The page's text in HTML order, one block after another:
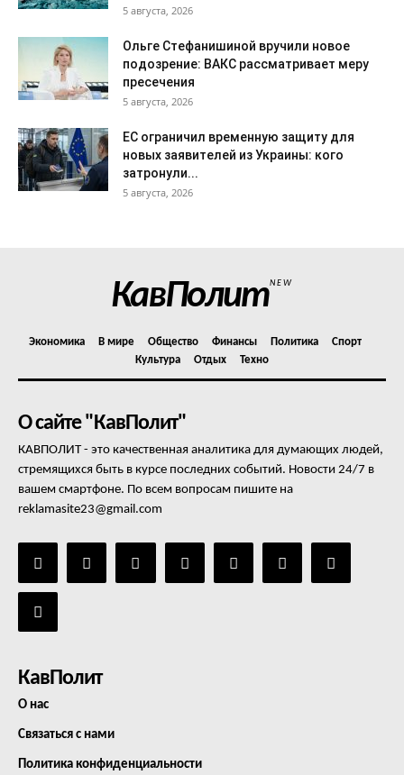
5 августа, 2026
Ольге Стефанишиной вручили новое
подозрение: ВАКС рассматривает меру
пресечения
5 августа, 2026
ЕС ограничил временную защиту для
новых заявителей из Украины: кого
затронули...
5 августа, 2026
КавПолитNEW
Экономика В мире Общество Финансы Политика
Спорт
Культура
Отдых Техно
О сайте "КавПолит"
КАВПОЛИТ - это качественная аналитика для думающих людей,
стремящихся быть в курсе последних событий. Новости 24/7 в
вашем смартфоне. По всем вопросам пишите на
reklamasite23@gmail.com
КавПолит
О нас
Связаться с нами
Политика конфиденциальности